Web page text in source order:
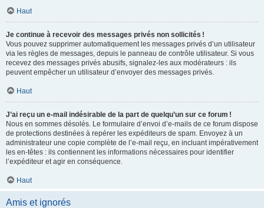
Haut
Je continue à recevoir des messages privés non sollicités !
Vous pouvez supprimer automatiquement les messages privés d’un utilisateur
via les règles de messages, depuis le panneau de contrôle utilisateur. Si vous
recevez des messages privés abusifs, signalez-les aux modérateurs : ils
peuvent empêcher un utilisateur d’envoyer des messages privés.
Haut
J’ai reçu un e-mail indésirable de la part de quelqu’un sur ce forum !
Nous en sommes désolés. Le formulaire d’envoi d’e-mails de ce forum dispose
de protections destinées à repérer les expéditeurs de spam. Envoyez à un
administrateur une copie complète de l’e-mail reçu, en incluant impérativement
les en-têtes : ils contiennent les informations nécessaires pour identifier
l’expéditeur et agir en conséquence.
Haut
Amis et ignorés